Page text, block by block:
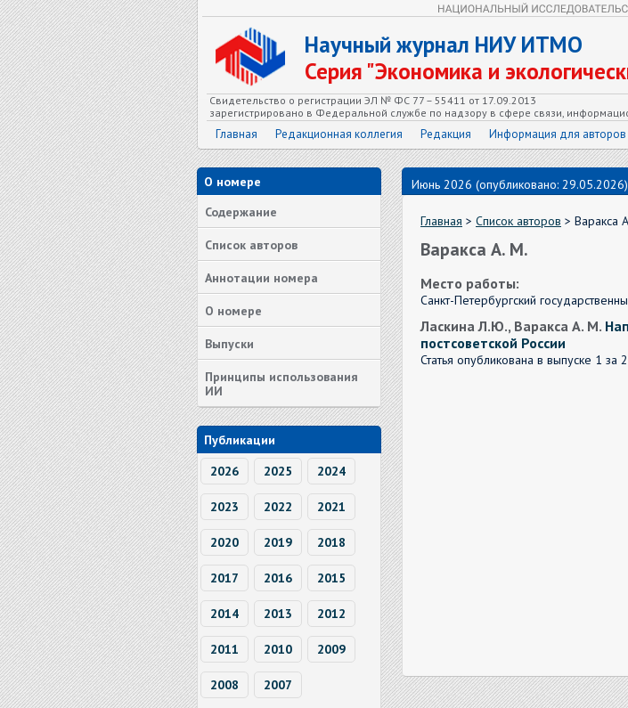
Научный журнал НИУ ИТМО
Серия "Экономика и
Свидетельство о регистрации ЭЛ № ФС 77 – 55411 от 17.09.2013
зарегистрировано в Федеральной службе по надзору в сфере связи,
Главная Редакционная коллегия Редакция Информация для авторов
О номере
Содержание
Список авторов
Аннотации номера
О номере
Выпуски
Принципы использования
ИИ
Публикации
2026
2025 2024
2023 2022 2021
2020 2019 2018
2017 2016 2015
2014 2013 2012
2011 2010 2009
2008 2007
Июнь 2026 (опубликовано: 29.05.2026)
Главная > Список авторов > Варакса
Варакса А. М.
Место работы:
Санкт-Петербургский
Ласкина Л.Ю., Варакса А. М.
постсоветской России
Статья опубликована в выпуске 1 за